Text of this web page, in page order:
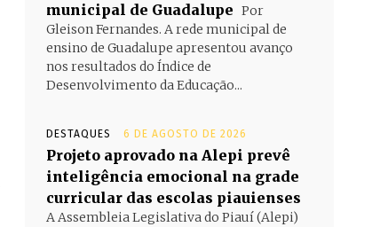
municipal de Guadalupe Por
Gleison Fernandes. A rede municipal de
ensino de Guadalupe apresentou avanço
nos resultados do Índice de
Desenvolvimento da Educação...
DESTAQUES 6 DE AGOSTO DE 2026
Projeto aprovado na Alepi prevê
inteligência emocional na grade
curricular das escolas piauienses
A Assembleia Legislativa do Piauí (Alepi)